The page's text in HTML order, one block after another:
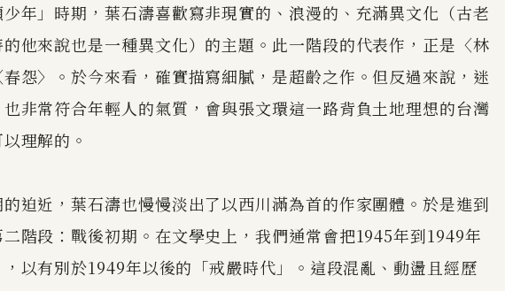
年」時期，葉石濤喜歡寫非現實的、浪漫的、充滿異文化（古老
他來說也是一種異文化）的主題。此一階段的代表作，正是〈林
怨〉。於今來看，確實描寫細膩，是超齡之作。但反過來說，迷
非常符合年輕人的氣質，會與張文環這一路背負土地理想的台灣
理解的。
迫近，葉石濤也慢慢淡出了以西川滿為首的作家團體。於是進到
階段：戰後初期。在文學史上，我們通常會把1945年到1949年
以有別於1949年以後的「戒嚴時代」。這段混亂、動盪且經歷